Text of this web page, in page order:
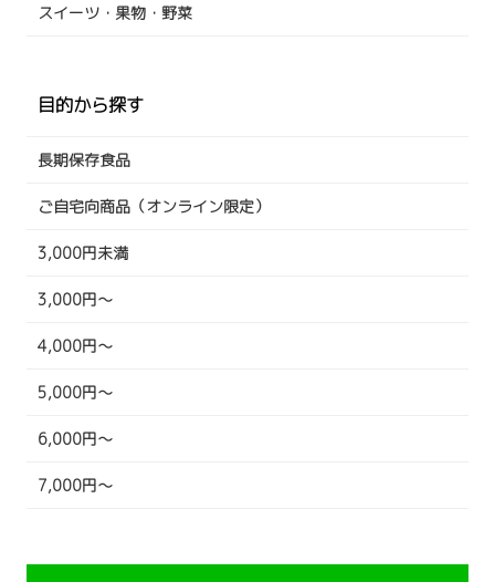
スイーツ・果物・野菜
目的から探す
長期保存食品
ご自宅向商品（オンライン限定）
3,000円未満
3,000円～
4,000円～
5,000円～
6,000円～
7,000円～